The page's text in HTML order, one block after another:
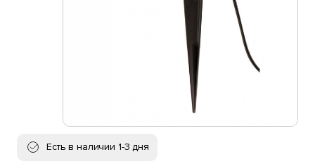
Есть в наличии 1-3 дня